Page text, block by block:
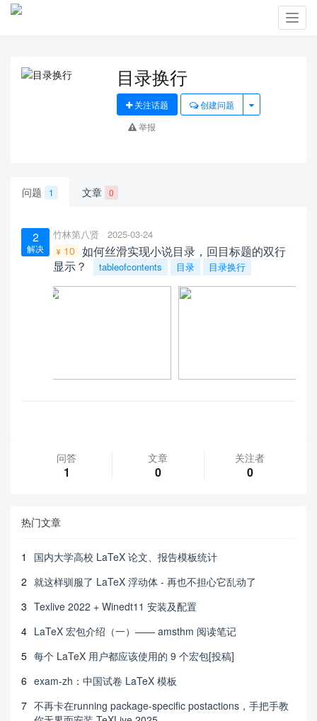
目录换行
关注话题
创建问题
举报
问题 1 文章 0
2
解决
竹林第八贤 2025-03-24
10 如何丝滑实现小说目录，回目标题的双行
显示？
tableofcontents 目录 目录换行
问答
1
文章
0
关注者
0
热门文章
1
国内大学高校 LaTeX 论文、报告模板统计
2 就这样驯服了 LaTeX 浮动体 - 再也不担心它乱动了
3 Texlive 2022 + Winedt11 安装及配置
4 LaTeX 宏包介绍（一）—— amsthm 阅读笔记
5 每个 LaTeX 用户都应该使用的 9 个宏包[投稿]
6 exam-zh：中国试卷 LaTeX 模板
7 不再卡在running package-specific postactions，手把手教